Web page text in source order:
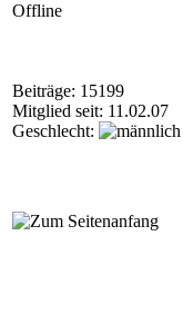
Offline
Beiträge: 15199
Mitglied seit: 11.02.07
Geschlecht: